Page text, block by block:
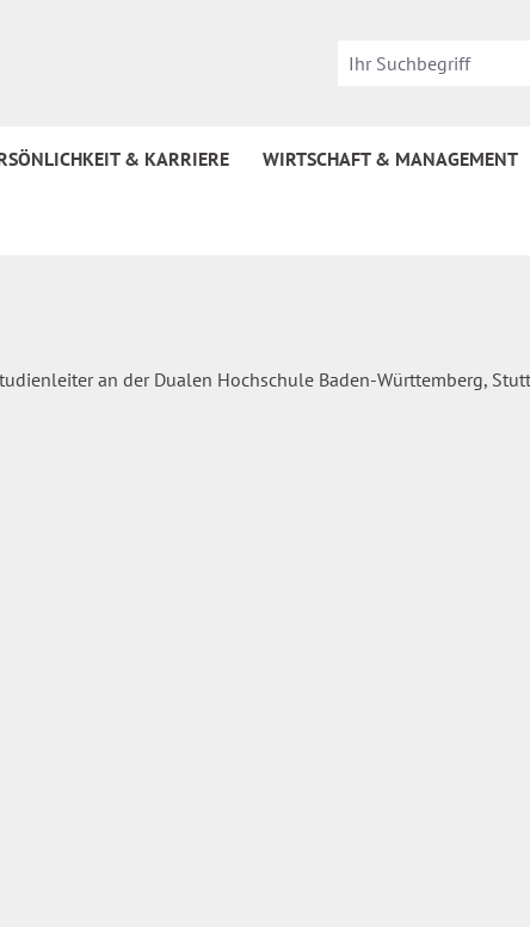
& KARRIERE WIRTSCHAFT & MANAGEMENT
an der Dualen Hochschule Baden-Württemberg,